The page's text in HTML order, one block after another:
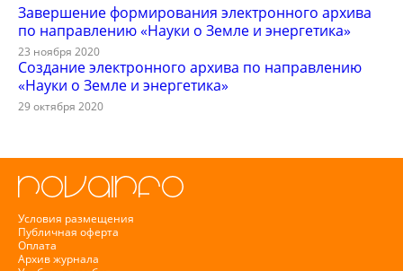
Завершение формирования электронного архива
по направлению «Науки о Земле и энергетика»
23 ноября 2020
Создание электронного архива по направлению
«Науки о Земле и энергетика»
29 октября 2020
Условия размещения
Публичная оферта
Оплата
Архив журнала